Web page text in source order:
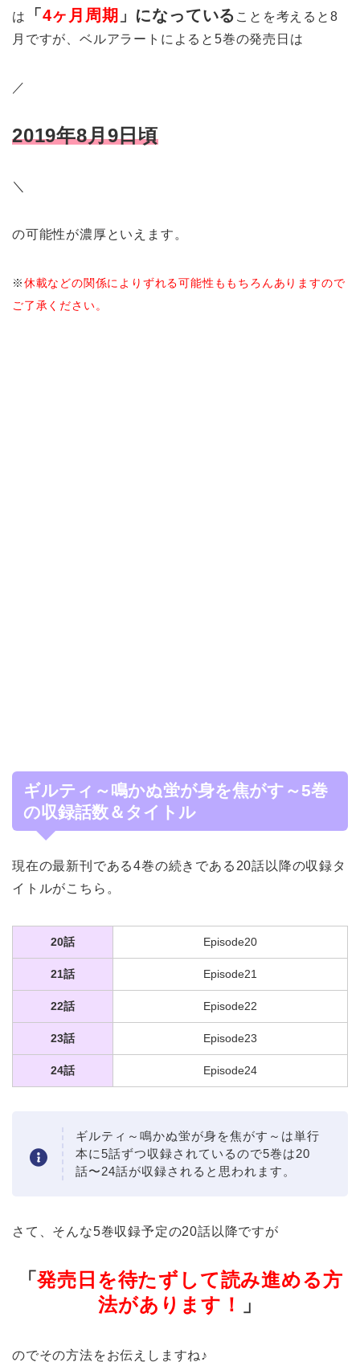
は
「 4ヶ月周期 」になっている ことを考えると8
月ですが、ベルアラートによると5巻の発売日は
／
2019年8月9日頃
＼
の可能性が濃厚といえます。
※休載などの関係によりずれる可能性ももちろんありますので
ご了承ください。
ギルティ～鳴かぬ蛍が身を焦がす～5巻
の収録話数＆タイトル
現在の最新刊である4巻の続きである20話以降の収録タ
イトルがこちら。
20話 Episode20
21話 Episode21
22話 Episode22
23話 Episode23
24話 Episode24
ギルティ～鳴かぬ蛍が身を焦がす～は単行
本に5話ずつ収録されているので5巻は20
話〜24話が収録されると思われます。
さて、そんな5巻収録予定の20話以降ですが
「発売日を待たずして読み進める方
法があります！
」
のでその方法をお伝えしますね♪